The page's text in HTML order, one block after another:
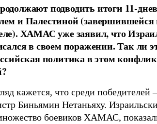
подводить итоги 11-
и Палестиной
ХАМАС уже заявил, что
в своем поражении. Так ли
политика в этом
кажется, что среди победителей
Биньямин Нетаньяху.
боевиков ХАМАС,